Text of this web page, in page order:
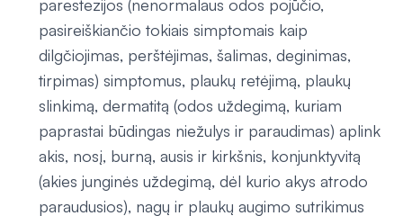
parestezijos (nenormalaus odos pojūčio,
pasireiškiančio tokiais simptomais kaip
dilgčiojimas, perštėjimas, šalimas, deginimas,
tirpimas) simptomus, plaukų retėjimą, plaukų
slinkimą, dermatitą (odos uždegimą, kuriam
paprastai būdingas niežulys ir paraudimas) aplink
akis, nosį, burną, ausis ir kirkšnis, konjunktyvitą
(akies junginės uždegimą, dėl kurio akys atrodo
paraudusios), nagų ir plaukų augimo sutrikimus